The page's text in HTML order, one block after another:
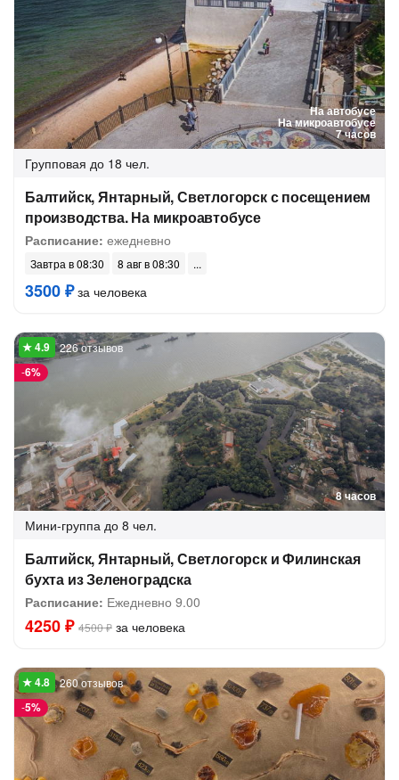
На автобусе
На микроавтобусе
7 часов
Групповая до 18 чел.
Балтийск, Янтарный, Светлогорск с посещением
производства. На микроавтобусе
Расписание: ежедневно
Завтра в 08:30 8 авг в 08:30
3500 ₽за человека
8 часов
-6%
226 отзывов
Мини-группа до 8 чел.
Балтийск, Янтарный, Светлогорск и Филинская
бухта из Зеленоградска
Расписание: Ежедневно 9.00
4250 ₽ 4500 ₽ за человека
-5%
260 отзывов